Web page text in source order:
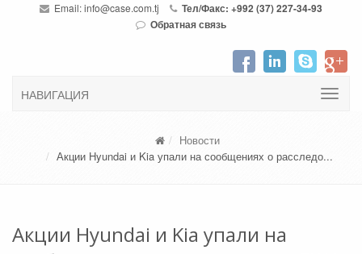
Email:info@case.com.tj
Тел/Факс: +992 (37) 227-34-93
Обратная связь
НАВИГАЦИЯ
Новости
Акции Hyundai и Kia упали на сообщениях о расследо...
Акции Hyundai и Kia упали на